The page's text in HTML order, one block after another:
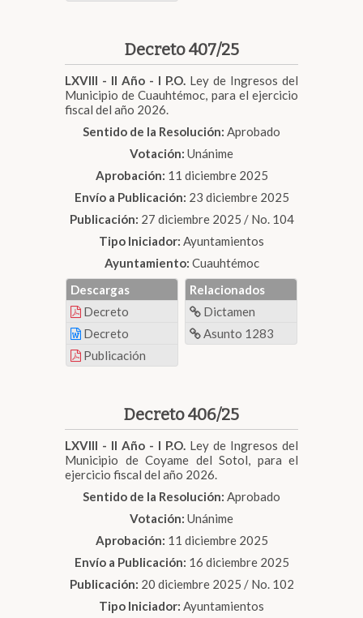
Decreto 407/25
LXVIII - II Año - I P.O. Ley de Ingresos del
Municipio de Cuauhtémoc, para el ejercicio
fiscal del año 2026.
Sentido de la Resolución: Aprobado
Votación: Unánime
Aprobación: 11 diciembre 2025
Envío a Publicación: 23 diciembre 2025
Publicación: 27 diciembre 2025 / No. 104
Tipo Iniciador: Ayuntamientos
Ayuntamiento: Cuauhtémoc
Descargas
Decreto
Decreto
Publicación
Relacionados
Dictamen
Asunto 1283
Decreto 406/25
LXVIII - II Año - I P.O. Ley de Ingresos del
Municipio de Coyame del Sotol, para el
ejercicio fiscal del año 2026.
Sentido de la Resolución: Aprobado
Votación: Unánime
Aprobación: 11 diciembre 2025
Envío a Publicación: 16 diciembre 2025
Publicación: 20 diciembre 2025 / No. 102
Tipo Iniciador: Ayuntamientos